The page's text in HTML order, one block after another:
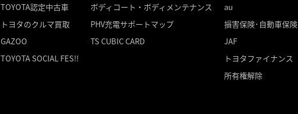
TOYOTA認定中古車
トヨタのクルマ買取
GAZOO
TOYOTA SOCIAL FES!!
ボディコート・ボディメンテナンス
PHV充電サポートマップ
TS CUBIC CARD
au
損害保険･自動車保険
JAF
トヨタファイナンス
所有権解除